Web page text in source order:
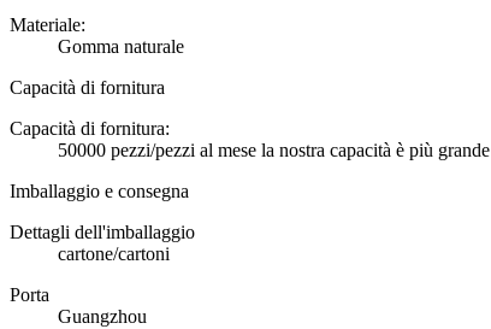
Materiale:
Gomma naturale
Capacità di fornitura
Capacità di fornitura:
50000 pezzi/pezzi al mese la nostra capacità è più grande
Imballaggio e consegna
Dettagli dell'imballaggio
cartone/cartoni
Porta
Guangzhou